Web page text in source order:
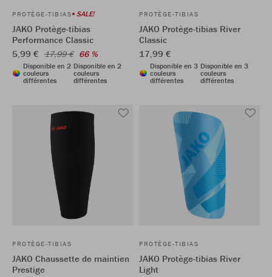
PROTÈGE-TIBIAS SALE!
JAKO Protège-tibias
Performance Classic
5,99 € 17,99 € 66 %
Disponible en 2
couleurs
différentes
Disponible en 2
couleurs
différentes
PROTÈGE-TIBIAS
JAKO Protège-tibias River
Classic
17,99 €
Disponible en 3
couleurs
différentes
Disponible en 3
couleurs
différentes
PROTÈGE-TIBIAS
JAKO Chaussette de maintien
Prestige
PROTÈGE-TIBIAS
JAKO Protège-tibias River
Light